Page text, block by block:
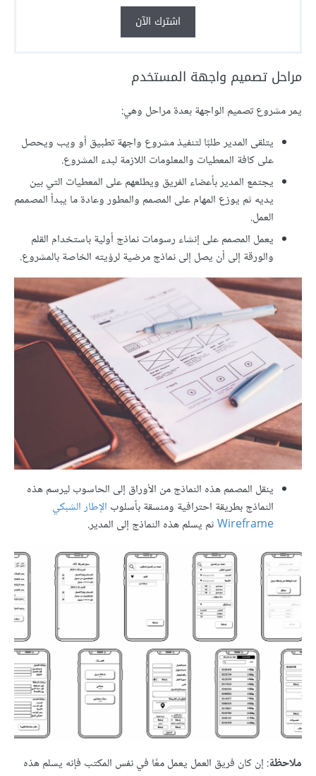
اشترك الآن
مراحل تصميم واجهة المستخدم
يمر مشروع تصميم الواجهة بعدة مراحل وهي:
يتلقى المدير طلبًا لتنفيذ مشروع واجهة تطبيق أو ويب ويحصل
على كافة المعطيات والمعلومات اللازمة لبدء المشروع.
يجتمع المدير بأعضاء الفريق ويطلعهم على المعطيات التي بين
يديه ثم يوزع المهام على المصمم والمطور وعادة ما يبدأ المصممم
العمل.
يعمل المصمم على إنشاء رسومات نماذج أولية باستخدام القلم
والورقة إلى أن يصل إلى نماذج مرضية لرؤيته الخاصة بالمشروع.
ينقل المصمم هذه النماذج من الأوراق إلى الحاسوب ليرسم هذه
النماذج بطريقة احترافية ومنسقة بأسلوب الإطار الشبكي
Wireframeثم يسلم هذه النماذج إلى المدير.
ملاحظة: إن كان فريق العمل يعمل معًا في نفس المكتب فإنه يسلم هذه